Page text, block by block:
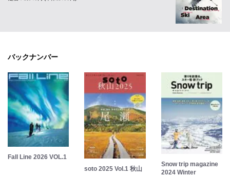
バックナンバー
Fall Line 2026 VOL.1
soto 2025 Vol.1 秋山
Snow trip magazine
2024 Winter